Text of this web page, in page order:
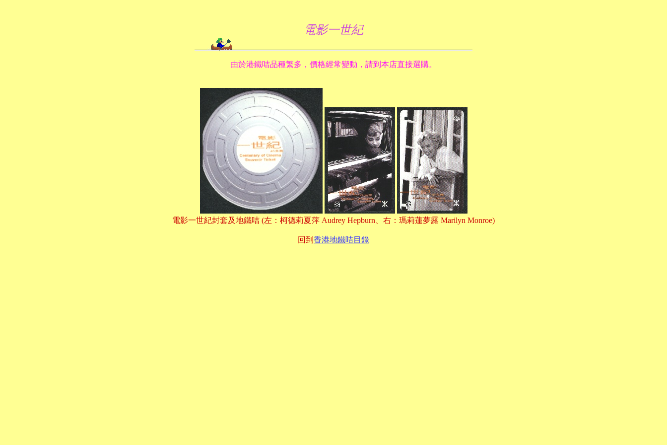
電影一世紀
由於港鐵咭品種繁多，價格經常變動，請到本店直接選購。
電影一世紀封套及地鐵咭 (左：柯德莉夏萍 Audrey Hepburn、右：瑪莉蓮夢露 Marilyn Monroe)
回到 香港地鐵咭目錄